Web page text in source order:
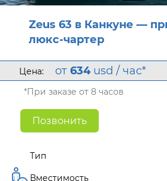
Zeus 63 в Канкуне —
люкс-чартер
Цена: от 634usd / час*
*При заказе от 8 часов
Позвонить
Тип
Вместимость